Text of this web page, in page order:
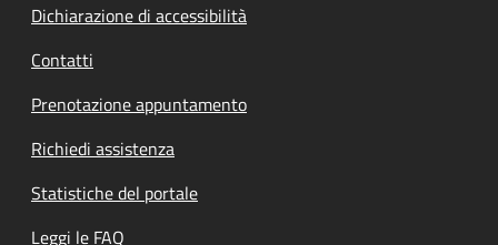
Dichiarazione di accessibilità
Contatti
Prenotazione appuntamento
Richiedi assistenza
Statistiche del portale
Leggi le FAQ